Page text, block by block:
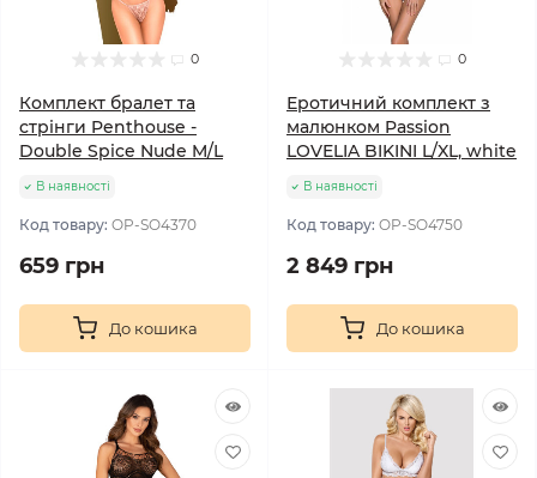
0
Комплект бралет та
стрінги Penthouse -
Double Spice Nude M/L
В наявності
Код товару: OP-SO4370
659 грн
До кошика
0
Еротичний комплект з
малюнком Passion
LOVELIA BIKINI L/XL, white
В наявності
Код товару: OP-SO4750
2 849 грн
До кошика